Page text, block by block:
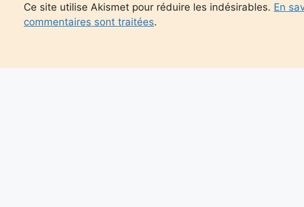
Ce site utilise Akismet pour réduire les indésirables. En
commentaires sont traitées.